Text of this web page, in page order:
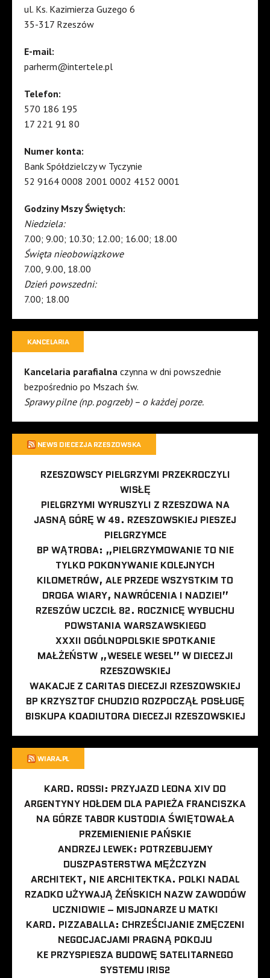
ul. Ks. Kazimierza Guzego 6
35-317 Rzeszów
E-mail:
parherm@intertele.pl
Telefon:
570 186 195
17 221 91 80
Numer konta:
Bank Spółdzielczy w Tyczynie
52 9164 0008 2001 0002 4152 0001
Godziny Mszy Świętych:
Niedziela:
7.00; 9.00; 10.30; 12.00; 16.00; 18.00
Święta nieobowiązkowe
7.00, 9.00, 18.00
Dzień powszedni:
7.00; 18.00
KANCELARIA
Kancelaria parafialna czynna w dni powszednie
bezpośrednio po Mszach św.
Sprawy pilne (np. pogrzeb) – o każdej porze.
NEWS DIECEZJA RZESZOWSKA
RZESZOWSCY PIELGRZYMI PRZEKROCZYLI
WISŁĘ
PIELGRZYMI WYRUSZYLI Z RZESZOWA NA
JASNĄ GÓRĘ W 49. RZESZOWSKIEJ PIESZEJ
PIELGRZYMCE
BP WĄTROBA: „PIELGRZYMOWANIE TO NIE
TYLKO POKONYWANIE KOLEJNYCH
KILOMETRÓW, ALE PRZEDE WSZYSTKIM TO
DROGA WIARY, NAWRÓCENIA I NADZIEI”
RZESZÓW UCZCIŁ 82. ROCZNICĘ WYBUCHU
POWSTANIA WARSZAWSKIEGO
XXXII OGÓLNOPOLSKIE SPOTKANIE
MAŁŻEŃSTW „WESELE WESEL” W DIECEZJI
RZESZOWSKIEJ
WAKACJE Z CARITAS DIECEZJI RZESZOWSKIEJ
BP KRZYSZTOF CHUDZIO ROZPOCZĄŁ POSŁUGĘ
BISKUPA KOADIUTORA DIECEZJI RZESZOWSKIEJ
WIARA.PL
KARD. ROSSI: PRZYJAZD LEONA XIV DO
ARGENTYNY HOŁDEM DLA PAPIEŻA FRANCISZKA
NA GÓRZE TABOR KUSTODIA ŚWIĘTOWAŁA
PRZEMIENIENIE PAŃSKIE
ANDRZEJ LEWEK: POTRZEBUJEMY
DUSZPASTERSTWA MĘŻCZYZN
ARCHITEKT, NIE ARCHITEKTKA. POLKI NADAL
RZADKO UŻYWAJĄ ŻEŃSKICH NAZW ZAWODÓW
UCZNIOWIE – MISJONARZE U MATKI
KARD. PIZZABALLA: CHRZEŚCIJANIE ZMĘCZENI
NEGOCJACJAMI PRAGNĄ POKOJU
KE PRZYSPIESZA BUDOWĘ SATELITARNEGO
SYSTEMU IRIS2